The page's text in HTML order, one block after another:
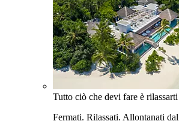
Tutto ciò che devi fare è rilassarti
Fermati. Rilassati. Allontanati